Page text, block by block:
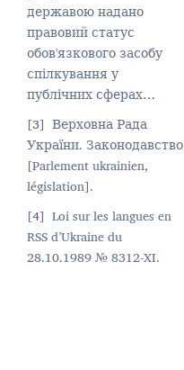
державою надано
правовий статус
обов'язкового засобу
спілкування у
публічних сферах…
3
Верховна Рада
України. Законодавство
[Parlement ukrainien,
législation].
4
Loi sur les langues en
RSS d’Ukraine du
28.10.1989 № 8312-XI.